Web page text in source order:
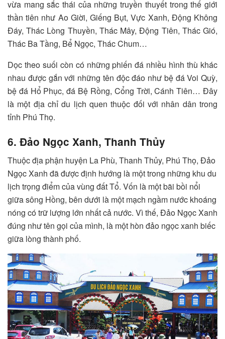
vừa mang sắc thái của những truyền thuyết trong thế giới
thần tiên như Ao Giời, Giếng Bụt, Vực Xanh, Động Không
Đáy, Thác Lòng Thuyền, Thác Mây, Động Tiên, Thác Gió,
Thác Ba Tầng, Bể Ngọc, Thác Chum…
Dọc theo suối còn có những phiến đá nhiều hình thù khác
nhau được gắn với những tên độc đáo như bệ đá Voi Quỳ,
bệ đá Hổ Phục, đá Bệ Rồng, Cổng Trời, Cánh Tiên… Đây
là một địa chỉ du lịch quen thuộc đối với nhân dân trong
tỉnh Phú Thọ.
6. Đảo Ngọc Xanh, Thanh Thủy
Thuộc địa phận huyện La Phù, Thanh Thủy, Phú Thọ, Đảo
Ngọc Xanh đã được định hướng là một trong những khu du
lịch trọng điểm của vùng đất Tổ. Vốn là một bãi bồi nổi
giữa sông Hồng, bên dưới là một mạch ngầm nước khoáng
nóng có trữ lượng lớn nhất cả nước. Vì thế, Đảo Ngọc Xanh
đúng như tên gọi của mình, là một hòn đảo ngọc xanh biếc
giữa lòng thành phố.